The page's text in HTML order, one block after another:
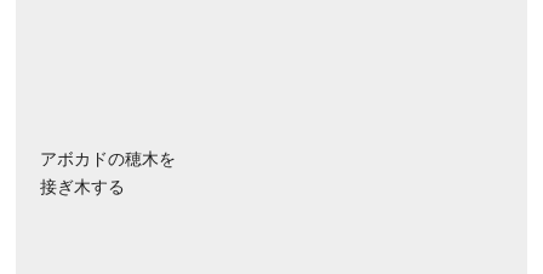
アボカドの穂木を
接ぎ木する